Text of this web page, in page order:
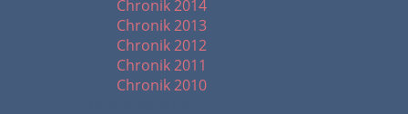
Chronik 2014
Chronik 2013
Chronik 2012
Chronik 2011
Chronik 2010